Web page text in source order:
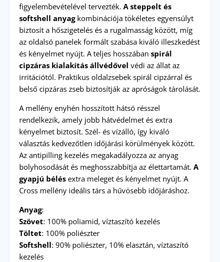
figyelembevételével tervezték. A steppelt és
softshell anyagkombinációja tökéletes egyensúlyt
biztosít a hőszigetelés és a rugalmasság között, míg
az oldalsó panelek formált szabása kiváló illeszkedést
és kényelmet nyújt. A teljes hosszában spirál
cipzáras kialakítás állvédővel védi az állat az
irritációtól. Praktikus oldalzsebek spirál cipzárral és
belső cipzáras zseb biztosítják az apróságok tárolását.
A mellény enyhén hosszított hátsó résszel
rendelkezik, amely jobb hátvédelmet és extra
kényelmet biztosít. Szél- és vízálló, így kiváló
választás kedvezőtlen időjárási körülmények között.
Az antipilling kezelés megakadályozza az anyag
bolyhosodását és meghosszabbítja az élettartamát. A
gyapjú bélésextra meleget és kényelmet nyújt. A
Cross mellény ideális társ a hűvösebb időjáráshoz.
Anyag:
Szövet: 100% poliamid, víztaszító kezelés
Töltet: 100% poliészter
Softshell: 90% poliészter, 10% elasztán, víztaszító
kezelés